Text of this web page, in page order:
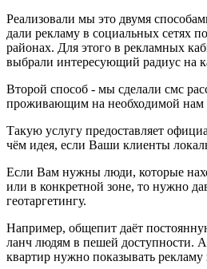
Реализовали мы это двумя
дали рекламу в социальных сетях
районах. Для этого в рекламных
выбрали интересующий радиус на
Второй способ - мы сделали смс
проживающим на необходимой нам
Такую услугу предоставляет
чём идея, если Ваши клиенты
Если Вам нужны люди, которые
или в конкретной зоне, то нужно
геотаргетингу.
Например, общепит даёт
ланч людям в пешей доступности.
квартир нужно показывать